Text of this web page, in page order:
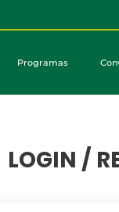
Programas
LOGIN /